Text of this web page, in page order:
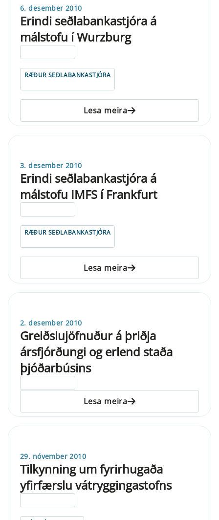
6. desember 2010
Erindi seðlabankastjóra á
málstofu í Wurzburg
RÆÐUR SEÐLABANKASTJÓRA
Lesa meira
3. desember 2010
Erindi seðlabankastjóra á
málstofu IMFS í Frankfurt
RÆÐUR SEÐLABANKASTJÓRA
Lesa meira
2. desember 2010
Greiðslujöfnuður á þriðja
ársfjórðungi og erlend staða
þjóðarbúsins
Lesa meira
29. nóvember 2010
Tilkynning um fyrirhugaða
yfirfærslu vátryggingastofns